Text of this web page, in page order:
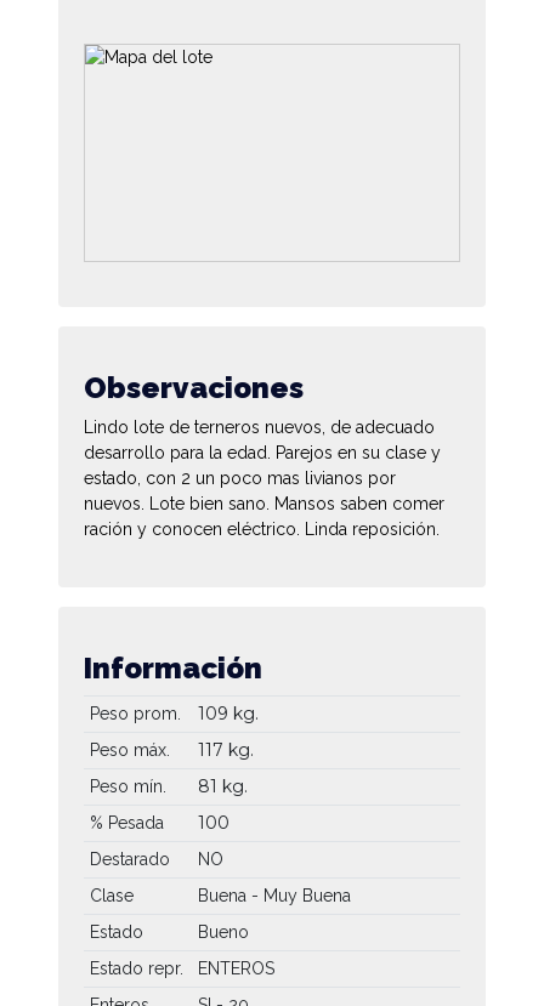
Observaciones
Lindo lote de terneros nuevos, de adecuado
desarrollo para la edad. Parejos en su clase y
estado, con 2 un poco mas livianos por
nuevos. Lote bien sano. Mansos saben comer
ración y conocen eléctrico. Linda reposición.
Información
Peso prom. 109 kg.
Peso máx. 117 kg.
Peso mín. 81 kg.
% Pesada 100
Destarado
NO
Clase
Buena - Muy Buena
Estado
Bueno
Estado repr.
ENTEROS